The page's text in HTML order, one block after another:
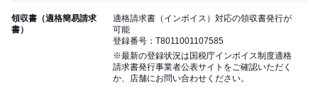
領収書（適格簡易請求
書）
適格請求書（インボイス）対応の領収書発行が
可能
登録番号：T8011001107585
※最新の登録状況は国税庁インボイス制度適格
請求書発行事業者公表サイトをご確認いただく
か、店舗にお問い合わせください。